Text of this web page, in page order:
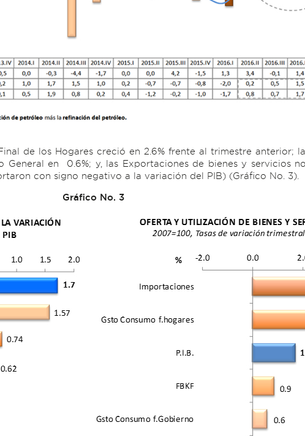
de los Hogares creció en 2.6% frente al trimestre anterior;
General en 0.6%; y, las Exportaciones de bienes y servicios
con signo negativo a la variación del PIB) (Gráfico No. 3).
Gráfico No. 3